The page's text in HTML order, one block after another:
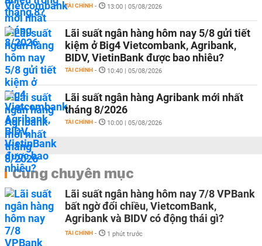
TÀI CHÍNH - 13:00 | 05/08/2026
Lãi suất ngân hàng hôm nay 5/8 gửi tiết
kiệm ở Big4 Vietcombank, Agribank,
BIDV, VietinBank được bao nhiêu?
TÀI CHÍNH - 10:40 | 05/08/2026
Lãi suất ngân hàng Agribank mới nhất
tháng 8/2026
TÀI CHÍNH - 10:00 | 05/08/2026
Cùng chuyên mục
Lãi suất ngân hàng hôm nay 7/8 VPBank
bất ngờ đổi chiều, VietcomBank,
Agribank và BIDV có động thái gì?
TÀI CHÍNH - 1 phút trước